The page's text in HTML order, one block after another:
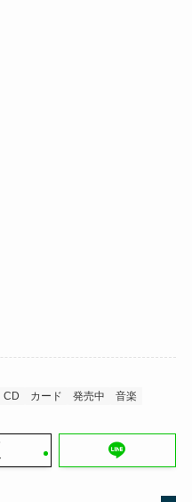
CD カード 発売中 音楽